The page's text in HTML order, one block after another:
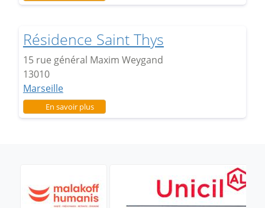
Résidence Saint Thys
15 rue général Maxim Weygand
13010
Marseille
En savoir plussur Résidence Saint Thys